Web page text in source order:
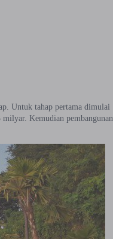
Untuk tahap pertama dimulai
Kemudian pembangunan